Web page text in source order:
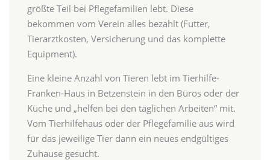
größte Teil bei Pflegefamilien lebt. Diese
bekommen vom Verein alles bezahlt (Futter,
Tierarztkosten, Versicherung und das komplette
Equipment).
Eine kleine Anzahl von Tieren lebt im Tierhilfe-
Franken-Haus in Betzenstein in den Büros oder der
Küche und „helfen bei den täglichen Arbeiten“ mit.
Vom Tierhilfehaus oder der Pflegefamilie aus wird
für das jeweilige Tier dann ein neues endgültiges
Zuhause gesucht.